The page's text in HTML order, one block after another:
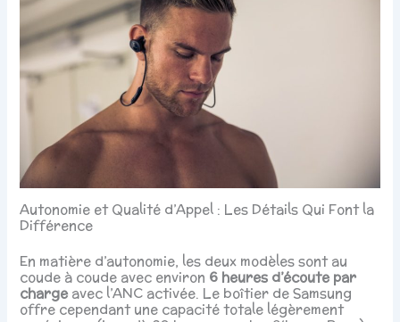
Autonomie et Qualité d’Appel : Les Détails Qui Font la
Différence
En matière d’autonomie, les deux modèles sont au
coude à coude avec environ 6 heures d’écoute par
chargeavec l’ANC activée. Le boîtier de Samsung
offre cependant une capacité totale légèrement